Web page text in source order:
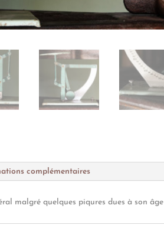
complémentaires
malgré quelques piqures dues à son âge